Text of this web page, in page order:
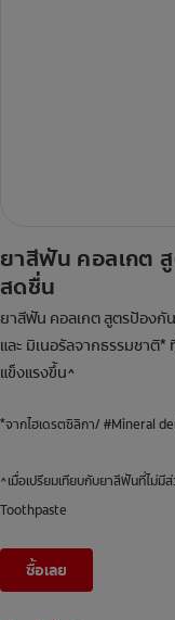
ยาสีฟัน คอลเกต
สดชื่น
ยาสีฟัน คอลเกต สูตรป้อง
และ มิเนอรัลจากธรรมชา
แข็งแรงขึ้น^
*จากไฮเดรตซิลิกา/ #Mineral
^เมื่อเปรียมเทียบกับยาสีฟันที่ไม่
Toothpaste
ซื้อเลย